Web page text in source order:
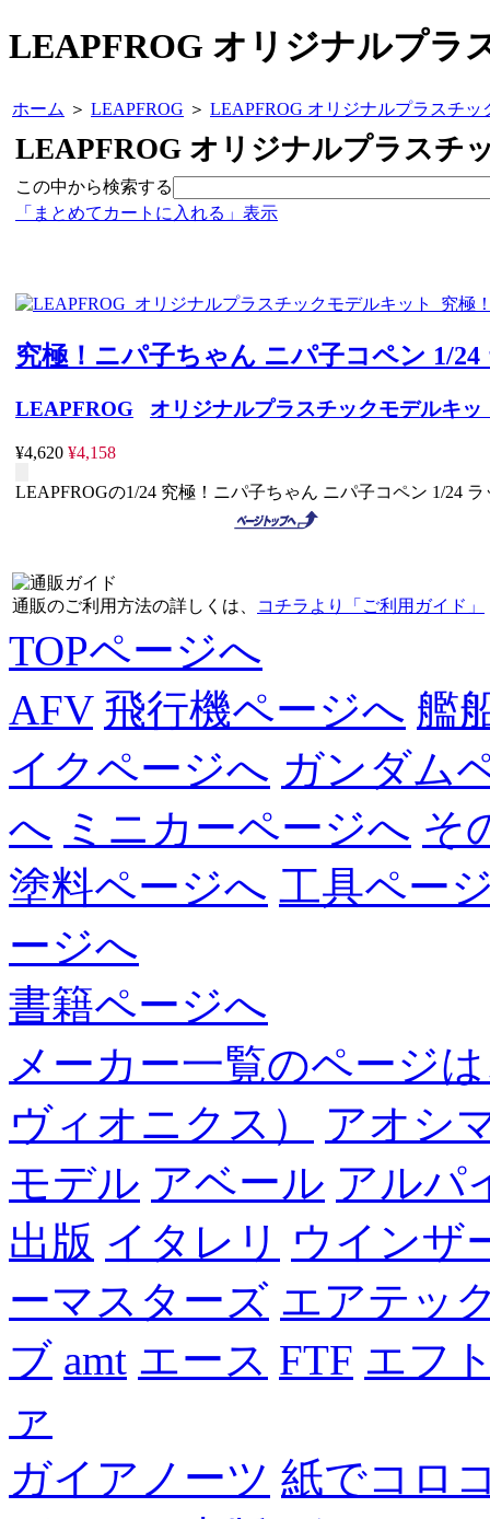
LEAPFROG オリジナルプラ
ホーム ＞ LEAPFROG ＞ LEAPFROG オリジナルプラスチッ
LEAPFROG オリジナルプラスチ
この中から検索する
「まとめてカートに入れる」表示
究極！ニパ子ちゃん ニパ子コペン 1/
LEAPFROG オリジナルプラスチックモデルキッ
¥4,620 ¥4,158
LEAPFROGの1/24 究極！ニパ子ちゃん ニパ子コペン 1/24
通販のご利用方法の詳しくは、 コチラより「ご利用ガイド」
TOPページへ
AFV 飛行機ページへ 艦
イクページへ ガンダム
へ ミニカーページへ そ
塗料ページへ 工具ペー
ージへ
書籍ページへ
メーカー一覧のページ
ヴィオニクス）
アオシ
モデル アベール アルパ
出版 イタレリ ウインザ
ーマスターズ エアテッ
ブ amt エース FTF エフ
ァ
ガイアノーツ 紙でコロ